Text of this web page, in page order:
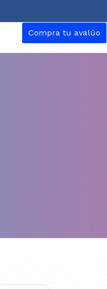
Compra tu avalúo